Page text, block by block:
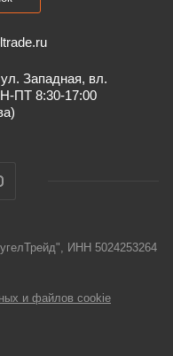
Западная, вл.
ПТ 8:30-17:00
ИНН 5024253264
и файлов cookie